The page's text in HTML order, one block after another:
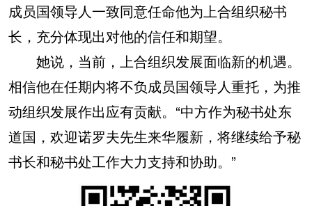
成员国领导人一致同意任命他为上合组织秘书
长，充分体现出对他的信任和期望。
她说，当前，上合组织发展面临新的机遇。
相信他在任期内将不负成员国领导人重托，为推
动组织发展作出应有贡献。“中方作为秘书处东
道国，欢迎诺罗夫先生来华履新，将继续给予秘
书长和秘书处工作大力支持和协助。”